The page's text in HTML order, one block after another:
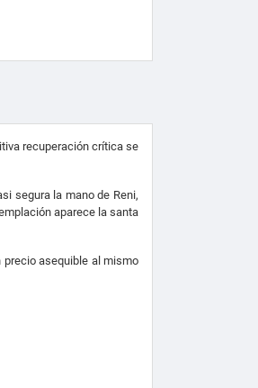
recuperación crítica se
segura la mano de Reni,
aparece la santa
precio asequible al mismo